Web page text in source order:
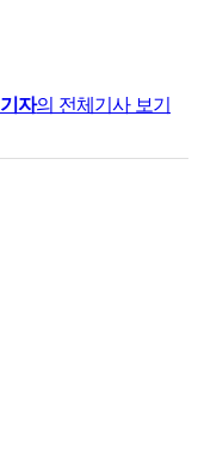
기자의 전체기사 보기